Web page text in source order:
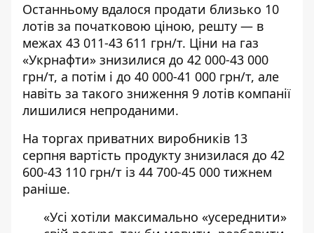
Останньому вдалося продати близько 10
лотів за початковою ціною, решту — в
межах 43 011-43 611 грн/т. Ціни на газ
«Укрнафти» знизилися до 42 000-43 000
грн/т, а потім і до 40 000-41 000 грн/т, але
навіть за такого зниження 9 лотів компанії
лишилися непроданими.
На торгах приватних виробників 13
серпня вартість продукту знизилася до 42
600-43 110 грн/т із 44 700-45 000 тижнем
раніше.
«Усі хотіли максимально «усереднити»